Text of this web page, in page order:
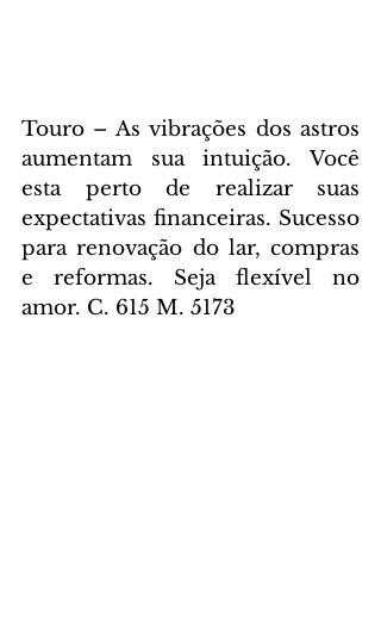
Touro – As vibrações dos astros
aumentam sua intuição. Você
esta perto de realizar suas
expectativas financeiras. Sucesso
para renovação do lar, compras
e reformas. Seja flexível no
amor. C. 615 M. 5173